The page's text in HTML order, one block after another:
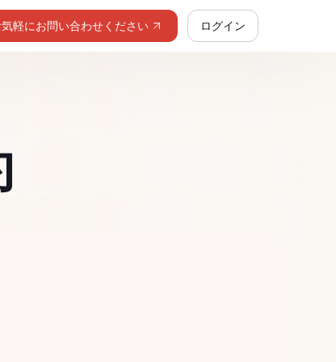
軽にお問い合わせください ログイン